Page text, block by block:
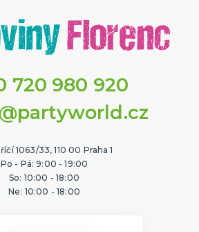
720 980 920
1063/33, 110 00 Praha 1
Po - Pá: 9:00 - 19:00
So: 10:00 - 18:00
Ne: 10:00 - 18:00